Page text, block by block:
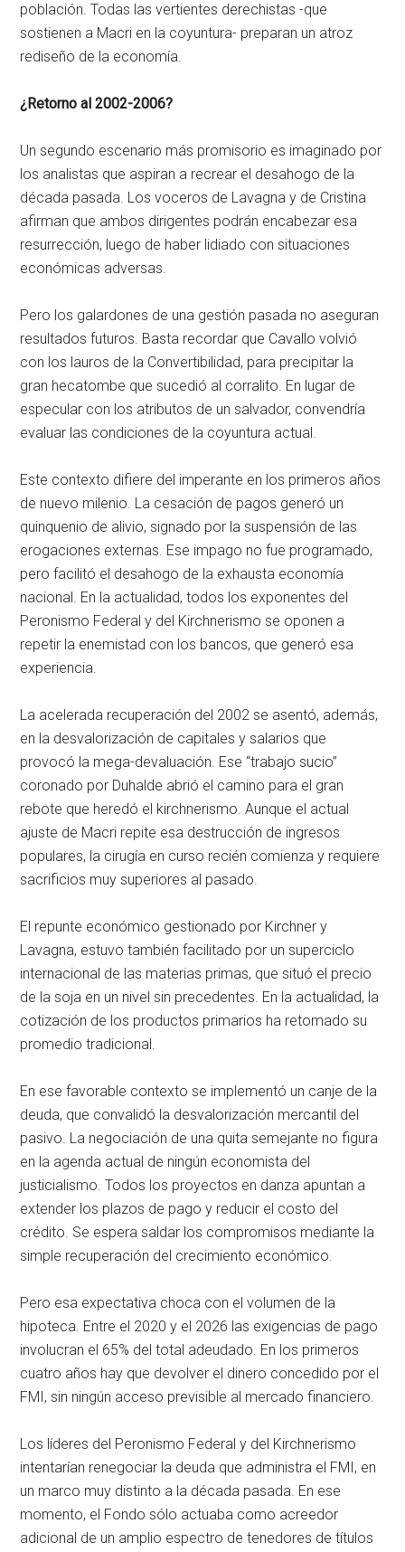
población. Todas las vertientes derechistas -que
sostienen a Macri en la coyuntura- preparan un atroz
rediseño de la economía.
¿Retorno al 2002-2006?
Un segundo escenario más promisorio es imaginado por
los analistas que aspiran a recrear el desahogo de la
década pasada. Los voceros de Lavagna y de Cristina
afirman que ambos dirigentes podrán encabezar esa
resurrección, luego de haber lidiado con situaciones
económicas adversas.
Pero los galardones de una gestión pasada no aseguran
resultados futuros. Basta recordar que Cavallo volvió
con los lauros de la Convertibilidad, para precipitar la
gran hecatombe que sucedió al corralito. En lugar de
especular con los atributos de un salvador, convendría
evaluar las condiciones de la coyuntura actual.
Este contexto difiere del imperante en los primeros años
de nuevo milenio. La cesación de pagos generó un
quinquenio de alivio, signado por la suspensión de las
erogaciones externas. Ese impago no fue programado,
pero facilitó el desahogo de la exhausta economía
nacional. En la actualidad, todos los exponentes del
Peronismo Federal y del Kirchnerismo se oponen a
repetir la enemistad con los bancos, que generó esa
experiencia.
La acelerada recuperación del 2002 se asentó, además,
en la desvalorización de capitales y salarios que
provocó la mega-devaluación. Ese “trabajo sucio”
coronado por Duhalde abrió el camino para el gran
rebote que heredó el kirchnerismo. Aunque el actual
ajuste de Macri repite esa destrucción de ingresos
populares, la cirugía en curso recién comienza y requiere
sacrificios muy superiores al pasado.
El repunte económico gestionado por Kirchner y
Lavagna, estuvo también facilitado por un superciclo
internacional de las materias primas, que situó el precio
de la soja en un nivel sin precedentes. En la actualidad, la
cotización de los productos primarios ha retomado su
promedio tradicional.
En ese favorable contexto se implementó un canje de la
deuda, que convalidó la desvalorización mercantil del
pasivo. La negociación de una quita semejante no figura
en la agenda actual de ningún economista del
justicialismo. Todos los proyectos en danza apuntan a
extender los plazos de pago y reducir el costo del
crédito. Se espera saldar los compromisos mediante la
simple recuperación del crecimiento económico.
Pero esa expectativa choca con el volumen de la
hipoteca. Entre el 2020 y el 2026 las exigencias de pago
involucran el 65% del total adeudado. En los primeros
cuatro años hay que devolver el dinero concedido por el
FMI, sin ningún acceso previsible al mercado financiero.
Los líderes del Peronismo Federal y del Kirchnerismo
intentarían renegociar la deuda que administra el FMI, en
un marco muy distinto a la década pasada. En ese
momento, el Fondo sólo actuaba como acreedor
adicional de un amplio espectro de tenedores de títulos